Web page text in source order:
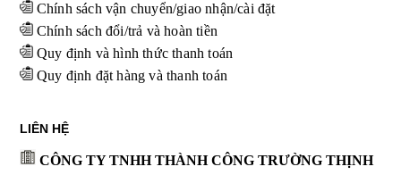
Chính sách vận chuyển/giao nhận/cài đặt
Chính sách đổi/trả và hoàn tiền
Quy định và hình thức thanh toán
Quy định đặt hàng và thanh toán
LIÊN HỆ
CÔNG TY TNHH THÀNH CÔNG TRƯỜNG THỊNH